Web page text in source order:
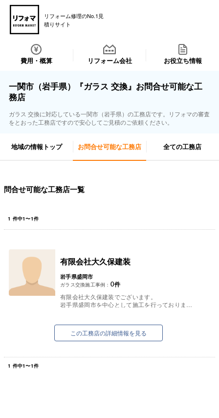
リフォーム修理のNo.1見
積りサイト
費用・概算 リフォーム会社 お役立ち情報
一関市（岩手県）『ガラス 交換』お問合せ可能な工
務店
ガラス 交換に対応している一関市（岩手県）の工務店です。リフォマの審査
をとおった工務店ですので安心してご見積のご依頼ください。
地域の情報トップ お問合せ可能な工務店 全ての工務店
問合せ可能な工務店一覧
1 件中1〜1件
有限会社大久保建装
岩手県盛岡市
ガラス交換施工事例： 0件
有限会社大久保建装でございます。
岩手県盛岡市を中心として施工を行っておりま
装工事、リノベーション、エクステ...
この工務店の詳細情報を見る
1 件中1〜1件